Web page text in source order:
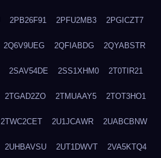
2PB26F91 2PFU2MB3 2PGICZT7
2Q6V9UEG 2QFIABDG 2QYABSTR
2SAV54DE 2SS1XHM0 2T0TIR21
2TGAD2ZO 2TMUAAY5 2TOT3HO1
2TWC2CET 2U1JCAWR 2UABCBNW
2UHBAVSU 2UT1DWVT 2VA5KTQ4